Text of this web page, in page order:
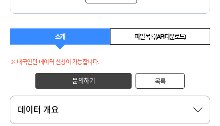
소개 파일 목록 (API 다운로드)
※ 내국인만 데이터 신청이 가능합니다.
문의하기 목록
데이터 개요